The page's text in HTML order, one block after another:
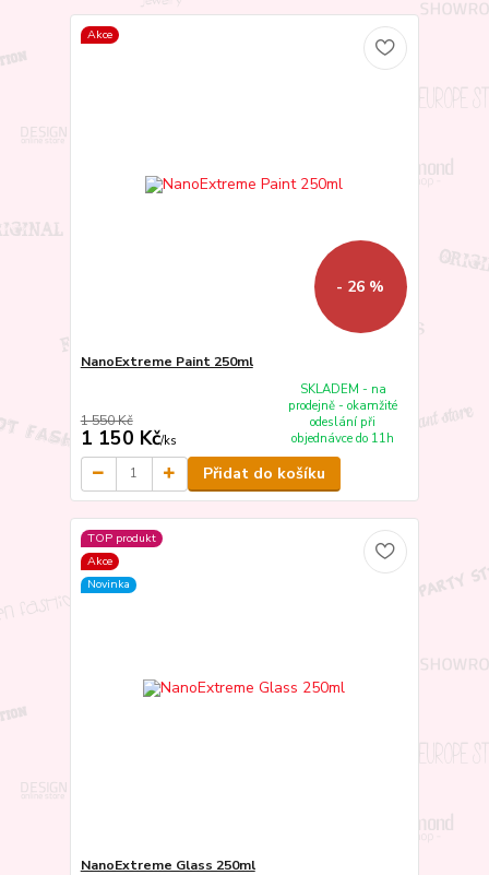
Akce
- 26 %
NanoExtreme Paint 250ml
1 550 Kč
1 150 Kč/ks
SKLADEM - na
prodejně - okamžité
odeslání při
objednávce do 11h
Přidat do košíku
TOP produkt
Akce
Novinka
NanoExtreme Glass 250ml